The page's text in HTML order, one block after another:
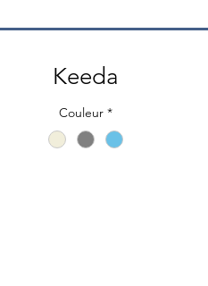
Keeda
Couleur *